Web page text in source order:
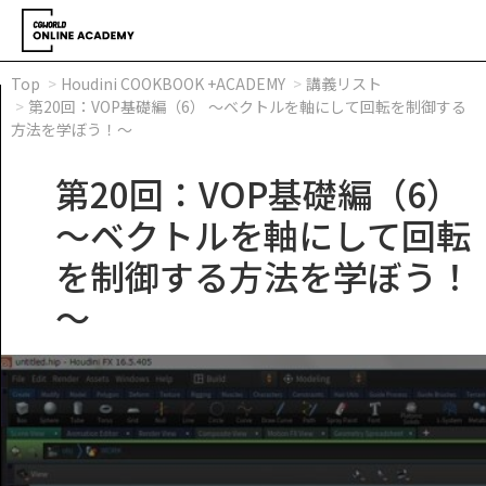
Top Houdini COOKBOOK +ACADEMY
講義リスト
第20回：VOP基礎編（6） ～ベクトルを軸にして回転を制御する
方法を学ぼう！～
第20回：VOP基礎編（6）
～ベクトルを軸にして回転
を制御する方法を学ぼう！
～